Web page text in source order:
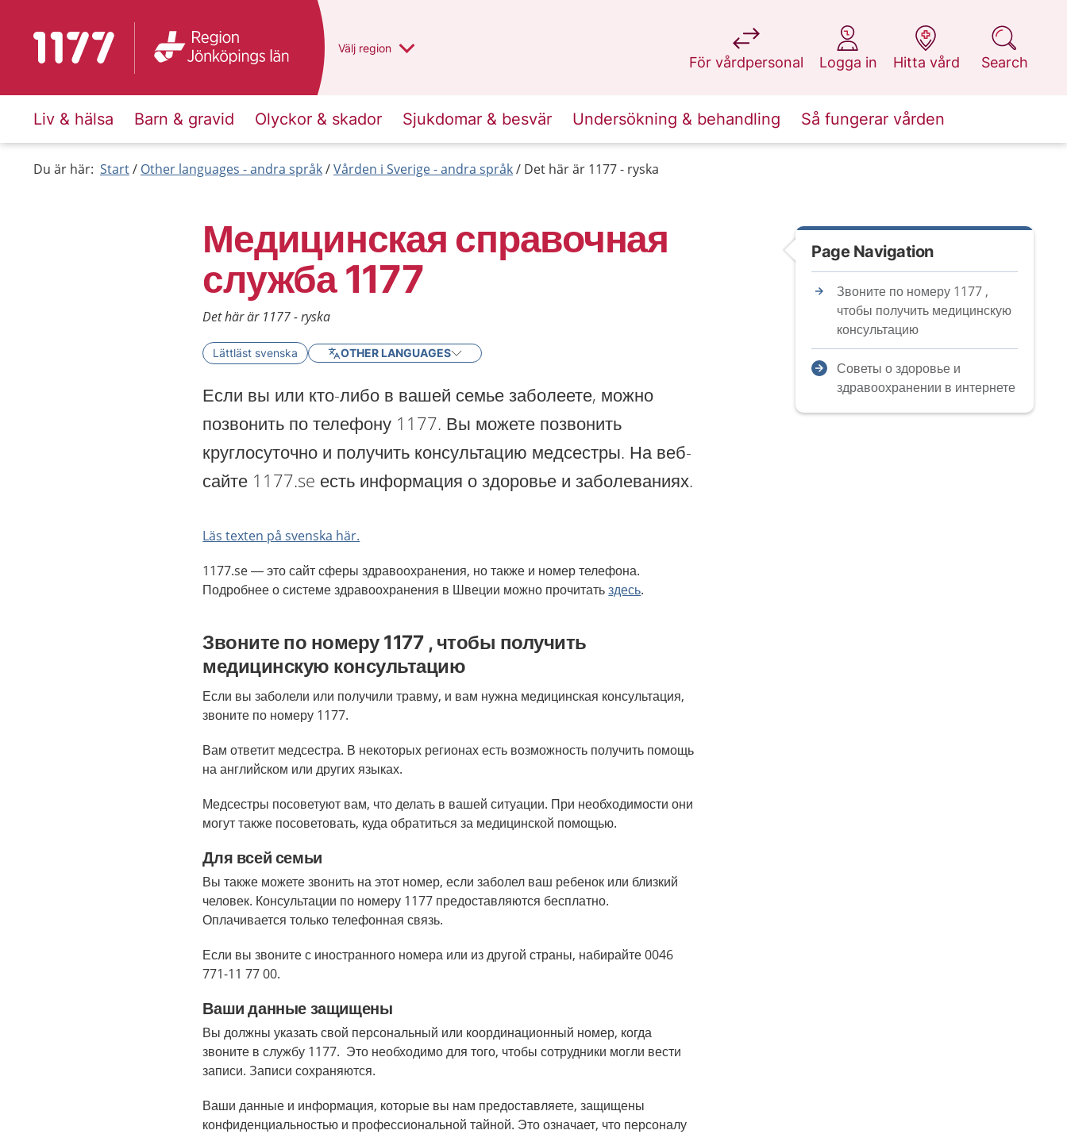
To start page for 1177 Du har valt region
Välj en annan
region
För vårdpersonal
at 1177.se
Logga in
at 1177.se
Hitta vård
at 1177.se
Search
at 1177.se
Liv & hälsa Barn & gravid Olyckor & skador Sjukdomar & besvär Undersökning & behandling Så fungerar vården
Du är här: Start Other languages - andra språk Vården i Sverige - andra språk Det här är 1177 - ryska
Медицинская справочная
служба 1177
Det här är 1177 - ryska
Lättläst svenska OTHER LANGUAGES
Если вы или кто-либо в вашей семье заболеете, можно
позвонить по телефону 1177. Вы можете позвонить
круглосуточно и получить консультацию медсестры. На веб-
сайте 1177.se есть информация о здоровье и заболеваниях.
Läs texten på svenska här.
1177.se — это сайт сферы здравоохранения, но также и номер телефона.
Подробнее о системе здравоохранения в Швеции можно прочитатьздесь.
Звоните по номеру 1177 , чтобы получить
медицинскую консультацию
Если вы заболели или получили травму, и вам нужна медицинская консультация,
звоните по номеру 1177.
Вам ответит медсестра. В некоторых регионах есть возможность получить помощь
на английском или других языках.
Медсестры посоветуют вам, что делать в вашей ситуации. При необходимости они
могут также посоветовать, куда обратиться за медицинской помощью.
Для всей семьи
Вы также можете звонить на этот номер, если заболел ваш ребенок или близкий
человек. Консультации по номеру 1177 предоставляются бесплатно.
Оплачивается только телефонная связь.
Если вы звоните с иностранного номера или из другой страны, набирайте 0046
771-11 77 00.
Ваши данные защищены
Вы должны указать свой персональный или координационный номер, когда
звоните в службу 1177. Это необходимо для того, чтобы сотрудники могли вести
записи. Записи сохраняются.
Ваши данные и информация, которые вы нам предоставляете, защищены
конфиденциальностью и профессиональной тайной. Это означает, что персоналу
Page Navigation
Звоните по номеру 1177 ,
чтобы получить медицинскую
консультацию
Советы о здоровье и
здравоохранении в интернете